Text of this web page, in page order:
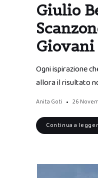
Giulio
Ogni ispirazione
allora il risultato
Anita Goti 26
Continua a